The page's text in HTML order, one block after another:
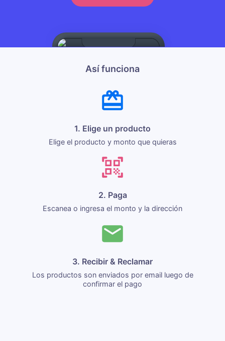
Así funciona
1. Elige un producto
Elige el producto y monto que quieras
2. Paga
Escanea o ingresa el monto y la dirección
3. Recibir & Reclamar
Los productos son enviados por email luego de
confirmar el pago